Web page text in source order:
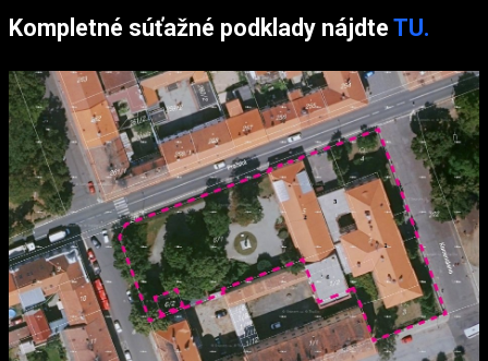
Kompletné súťažné podklady nájdte TU.